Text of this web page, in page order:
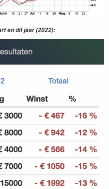
en dit jaar (2022):